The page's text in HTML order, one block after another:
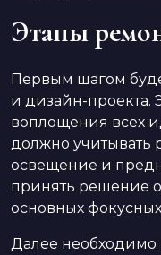
Этапы
Первым шагом
и дизайн-проекта.
воплощения всех
должно учитывать
освещение и
принять решение
основных фокусных
Далее необходимо